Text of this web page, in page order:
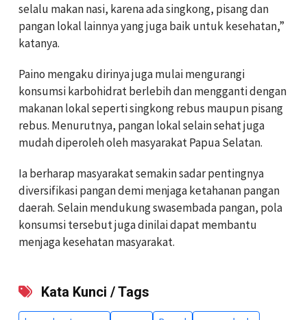
selalu makan nasi, karena ada singkong, pisang dan
pangan lokal lainnya yang juga baik untuk kesehatan,”
katanya.
Paino mengaku dirinya juga mulai mengurangi
konsumsi karbohidrat berlebih dan mengganti dengan
makanan lokal seperti singkong rebus maupun pisang
rebus. Menurutnya, pangan lokal selain sehat juga
mudah diperoleh oleh masyarakat Papua Selatan.
Ia berharap masyarakat semakin sadar pentingnya
diversifikasi pangan demi menjaga ketahanan pangan
daerah. Selain mendukung swasembada pangan, pola
konsumsi tersebut juga dinilai dapat membantu
menjaga kesehatan masyarakat.
Kata Kunci / Tags